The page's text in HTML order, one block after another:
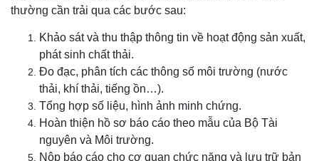
thường cần trải qua các bước sau:
Khảo sát và thu thập thông tin về hoạt động sản xuất,
phát sinh chất thải.
Đo đạc, phân tích các thông số môi trường (nước
thải, khí thải, tiếng ồn…).
Tổng hợp số liệu, hình ảnh minh chứng.
Hoàn thiện hồ sơ báo cáo theo mẫu của Bộ Tài
nguyên và Môi trường.
Nộp báo cáo cho cơ quan chức năng và lưu trữ bản